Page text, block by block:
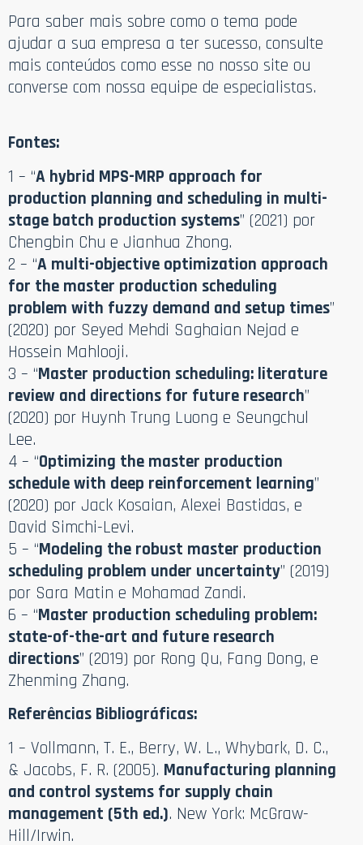
Para saber mais sobre como o tema pode
ajudar a sua empresa a ter sucesso, consulte
mais conteúdos como esse no nosso site ou
converse com nossa equipe de especialistas.
Fontes:
1 – “A hybrid MPS-MRP approach for
production planning and scheduling in multi-
stage batch production systems” (2021) por
Chengbin Chu e Jianhua Zhong.
2 – “A multi-objective optimization approach
for the master production scheduling
problem with fuzzy demand and setup times”
(2020) por Seyed Mehdi Saghaian Nejad e
Hossein Mahlooji.
3 – “Master production scheduling: literature
review and directions for future research”
(2020) por Huynh Trung Luong e Seungchul
Lee.
4 – “Optimizing the master production
schedule with deep reinforcement learning”
(2020) por Jack Kosaian, Alexei Bastidas, e
David Simchi-Levi.
5 – “Modeling the robust master production
scheduling problem under uncertainty” (2019)
por Sara Matin e Mohamad Zandi.
6 – “Master production scheduling problem:
state-of-the-art and future research
directions” (2019) por Rong Qu, Fang Dong, e
Zhenming Zhang.
Referências Bibliográficas:
1 – Vollmann, T. E., Berry, W. L., Whybark, D. C.,
& Jacobs, F. R. (2005). Manufacturing planning
and control systems for supply chain
management (5th ed.). New York: McGraw-
Hill/Irwin.